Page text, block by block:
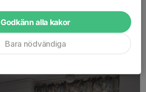
Godkänn alla kakor
Bara nödvändiga